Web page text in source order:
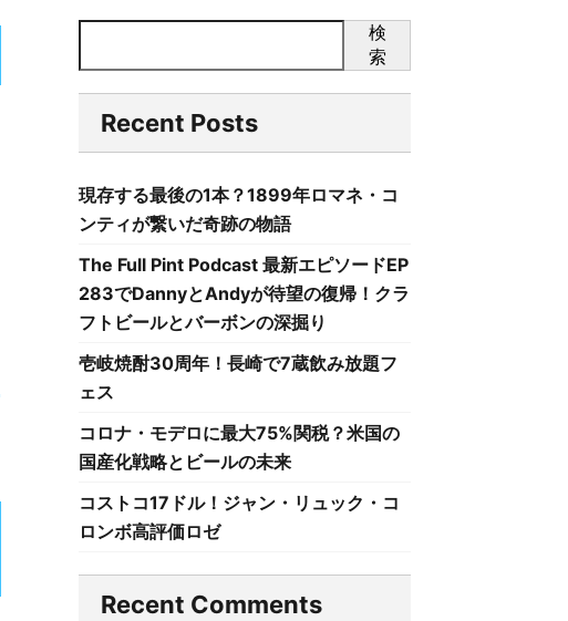
検
索
Recent Posts
現存する最後の1本？1899年ロマネ・コ
ンティが繋いだ奇跡の物語
The Full Pint Podcast 最新エピソードEP
283でDannyとAndyが待望の復帰！クラ
フトビールとバーボンの深掘り
壱岐焼酎30周年！長崎で7蔵飲み放題フ
ェス
コロナ・モデロに最大75%関税？米国の
国産化戦略とビールの未来
コストコ17ドル！ジャン・リュック・コ
ロンボ高評価ロゼ
Recent Comments